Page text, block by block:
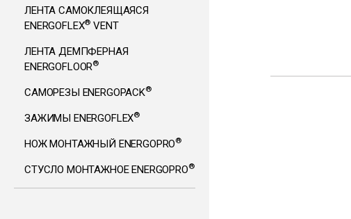
ЛЕНТА САМОКЛЕЯЩАЯСЯ
ENERGOFLEX® VENT
ЛЕНТА ДЕМПФЕРНАЯ
ENERGOFLOOR®
САМОРЕЗЫ ENERGOPACK®
ЗАЖИМЫ ENERGOFLEX®
НОЖ МОНТАЖНЫЙ ENERGOPRO®
СТУСЛО МОНТАЖНОЕ ENERGOPRO®